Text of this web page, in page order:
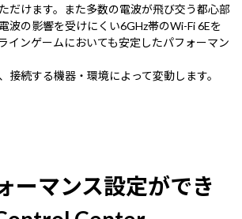
だけます。また多数の電波が飛び交う都心部
波の影響を受けにくい6GHz帯のWi-Fi 6Eを
インゲームにおいても安定したパフォーマン
続する機器・環境によって変動します。
ーマンス設定ができ